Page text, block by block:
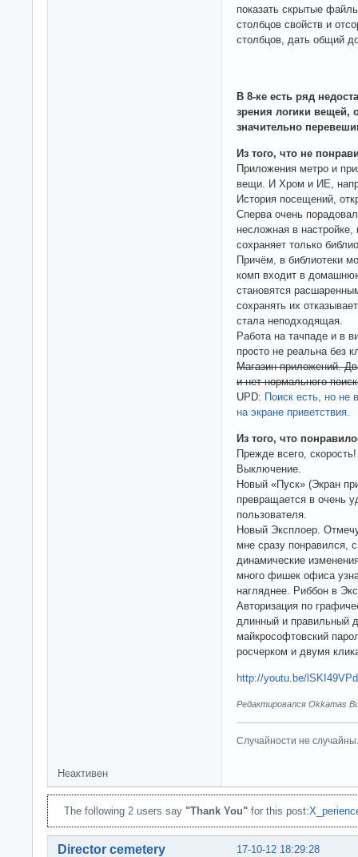
показать скрытые
столбцов свойств и
столбцов, дать общий
В 8-ке есть ряд
зрения логики
значительно
Из того, что не
Приложения метро и
вещи. И Хром и ИЕ,
История посещений,
Сперва очень
несложная в
сохраняет только
Причём, в библиотеки
комп входит в
становятся
сохранять их
стала неподходящая.
Работа на тачпаде и в
просто не реальна без
Магазин приложений.
и нет нормального
UPD: Поиск есть, но не
на экране приветствия.
Из того, что
Прежде всего,
Выключение.
Новый «Пуск» (Экран
превращается в очень
пользователя.
Новый Эксплоер.
мне сразу понравился,
динамические
много фишек офиса
нагляднее. Риббон в
Авторизация по
длинный и правильный
майкрософтовский
росчерком и двумя
http://youtu.be/
Редактировался Okkamas
Случайности не случайны.
Неактивен
The following 2 users say "Thank You" for this post:
17-10-12 18:29:28
Director cemetery